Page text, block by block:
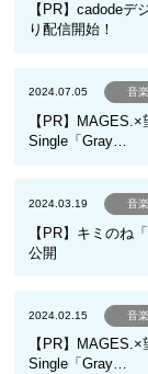
【PR】cadodeデ
り配信開始！
2024.07.05 音楽
【PR】
Single「Gray…
2024.03.19 音楽
【PR】キミのね
公開
2024.02.15 音楽
【PR】
Single「Gray…